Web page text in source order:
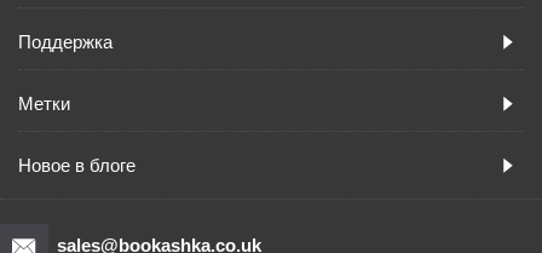
Поддержка
Метки
Новое в блоге
sales@bookashka.co.uk